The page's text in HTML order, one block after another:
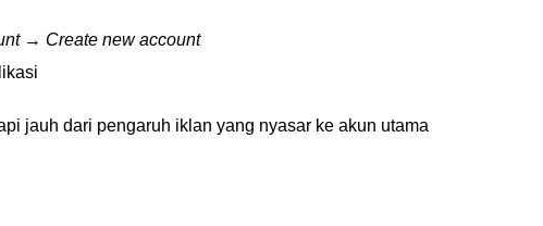
→ Create new account
jauh dari pengaruh iklan yang nyasar ke akun utama